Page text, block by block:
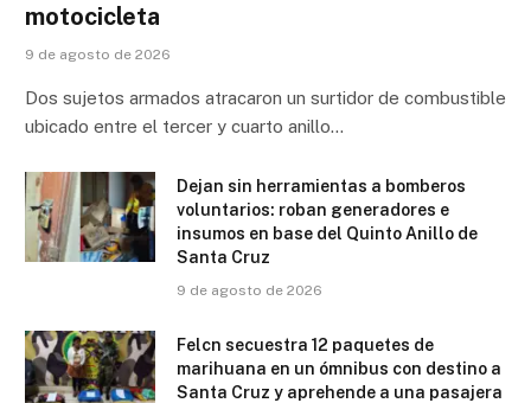
motocicleta
9 de agosto de 2026
Dos sujetos armados atracaron un surtidor de combustible
ubicado entre el tercer y cuarto anillo…
Dejan sin herramientas a bomberos
voluntarios: roban generadores e
insumos en base del Quinto Anillo de
Santa Cruz
9 de agosto de 2026
Felcn secuestra 12 paquetes de
marihuana en un ómnibus con destino a
Santa Cruz y aprehende a una pasajera